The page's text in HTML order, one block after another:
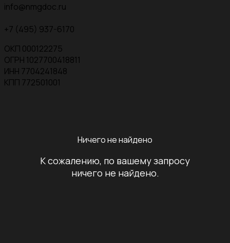
info@nmgdoc.ru
+7 (495) 937-6170
ОКП 000122275
ОГРН 1027700418811
ИНН 7704241848
КПП 772501001
Ничего не найдено
К сожалению, по вашему запросу
ничего не найдено.